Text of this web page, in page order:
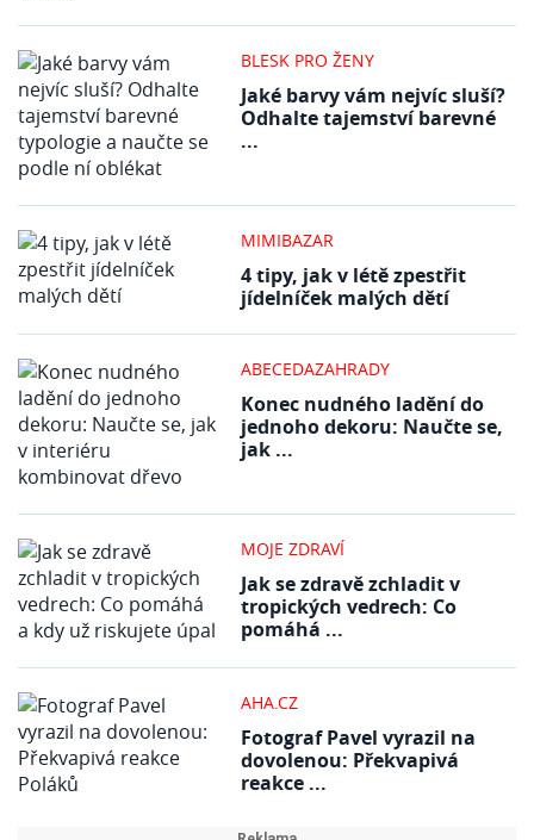
BLESK PRO ŽENY
Jaké barvy vám nejvíc sluší?
Odhalte tajemství barevné
...
MIMIBAZAR
4 tipy, jak v létě zpestřit
jídelníček malých dětí
ABECEDAZAHRADY
Konec nudného ladění do
jednoho dekoru: Naučte se,
jak ...
MOJE ZDRAVÍ
Jak se zdravě zchladit v
tropických vedrech: Co
pomáhá ...
AHA.CZ
Fotograf Pavel vyrazil na
dovolenou: Překvapivá
reakce ...